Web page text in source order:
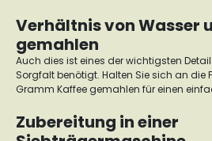
Verhältnis von Wasser
gemahlen
Auch dies ist eines der wichtigsten
Sorgfalt benötigt. Halten Sie sich an die
Gramm Kaffee gemahlen für einen
Zubereitung in einer